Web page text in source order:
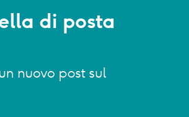
di posta
nuovo post sul